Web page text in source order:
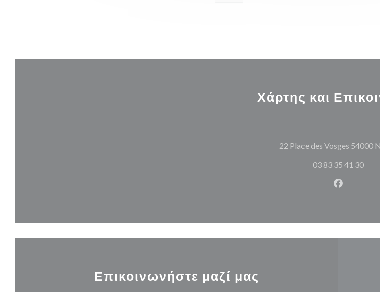
Χάρτης και
22 Place des Vosges 54000
03 83 35 41 30
Facebook
Επικοινωνήστε μαζί μας